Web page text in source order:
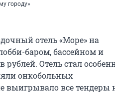
городу»
отель «Море» на
баром, бассейном и
Отель стал
онкобольных
выигрывало все тендеры